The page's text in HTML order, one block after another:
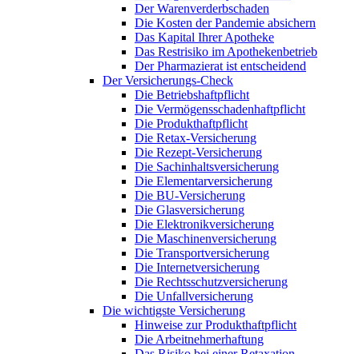
Der Warenverderbschaden
Die Kosten der Pandemie absichern
Das Kapital Ihrer Apotheke
Das Restrisiko im Apothekenbetrieb
Der Pharmazierat ist entscheidend
Der Versicherungs-Check
Die Betriebshaftpflicht
Die Vermögensschadenhaftpflicht
Die Produkthaftpflicht
Die Retax-Versicherung
Die Rezept-Versicherung
Die Sachinhaltsversicherung
Die Elementarversicherung
Die BU-Versicherung
Die Glasversicherung
Die Elektronikversicherung
Die Maschinenversicherung
Die Transportversicherung
Die Internetversicherung
Die Rechtsschutzversicherung
Die Unfallversicherung
Die wichtigste Versicherung
Hinweise zur Produkthaftpflicht
Die Arbeitnehmerhaftung